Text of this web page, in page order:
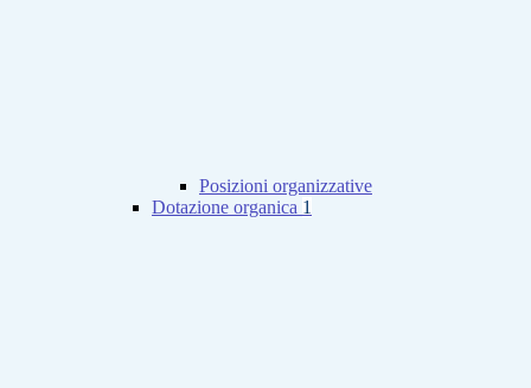
Posizioni organizzative
Dotazione organica 1